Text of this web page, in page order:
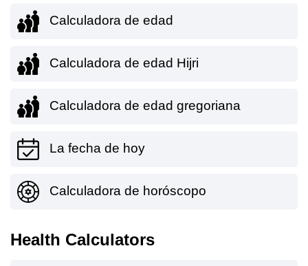
Calculadora de edad
Calculadora de edad Hijri
Calculadora de edad gregoriana
La fecha de hoy
Calculadora de horóscopo
Health Calculators